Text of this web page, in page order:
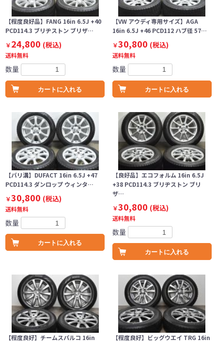
【程度良好品】FANG 16in 6.5J +40
PCD114.3 ブリヂストン ブリザ…
￥24,800 (税込)
送料無料
数量
カートに入れる
【VW アウディ専用サイズ】AGA
16in 6.5J +46 PCD112 ハブ径 57…
￥30,800 (税込)
送料無料
数量
カートに入れる
【バリ溝】DUFACT 16in 6.5J +47
PCD114.3 ダンロップ ウィンタ…
￥30,800 (税込)
送料無料
数量
カートに入れる
【良好品】エコフォルム 16in 6.5J
+38 PCD114.3 ブリヂストン ブリ
ザ…
￥30,800 (税込)
送料無料
数量
カートに入れる
【程度良好】チームスパルコ 16in
【程度良好】ビッグウエイ TRG 16in